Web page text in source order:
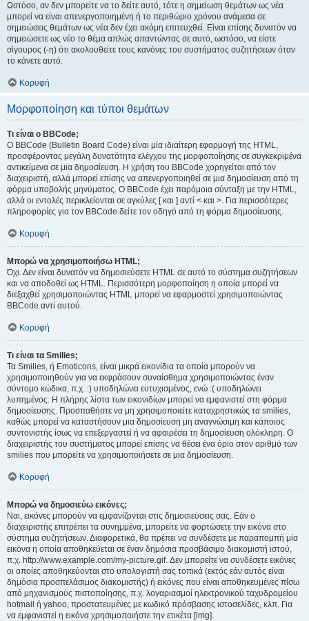
Ωστόσο, αν δεν μπορείτε να το δείτε αυτό, τότε η σημείωση θεμάτων ως νέα
μπορεί να είναι απενεργοποιημένη ή το περιθώριο χρόνου ανάμεσα σε
σημειώσεις θεμάτων ως νέα δεν έχει ακόμη επιτευχθεί. Είναι επίσης δυνατόν να
σημειώσετε ως νέο το θέμα απλώς απαντώντας σε αυτό, ωστόσο, να είστε
σίγουρος (-η) ότι ακολουθείτε τους κανόνες του συστήματος συζητήσεων όταν
το κάνετε αυτό.
Κορυφή
Μορφοποίηση και τύποι θεμάτων
Τι είναι ο BBCode;
Ο BBCode (Bulletin Board Code) είναι μία ιδιαίτερη εφαρμογή της HTML,
προσφέροντας μεγάλη δυνατότητα ελέγχου της μορφοποίησης σε συγκεκριμένα
αντικείμενα σε μια δημοσίευση. Η χρήση του BBCode χορηγείται από τον
διαχειριστή, αλλά μπορεί επίσης να απενεργοποιηθεί σε μια δημοσίευση από τη
φόρμα υποβολής μηνύματος. Ο BBCode έχει παρόμοια σύνταξη με την HTML,
αλλά οι εντολές περικλείονται σε αγκύλες [ και ] αντί < και >. Για περισσότερες
πληροφορίες για τον BBCode δείτε τον οδηγό από τη φόρμα δημοσίευσης.
Κορυφή
Μπορώ να χρησιμοποιήσω HTML;
Όχι. Δεν είναι δυνατόν να δημοσιεύσετε HTML σε αυτό το σύστημα συζητήσεων
και να αποδοθεί ως HTML. Περισσότερη μορφοποίηση η οποία μπορεί να
διεξαχθεί χρησιμοποιώντας HTML μπορεί να εφαρμοστεί χρησιμοποιώντας
BBCode αντί αυτού.
Κορυφή
Τι είναι τα Smilies;
Τα Smilies, ή Emoticons, είναι μικρά εικονίδια τα οποία μπορούν να
χρησιμοποιηθούν για να εκφράσουν συναίσθημα χρησιμοποιώντας έναν
σύντομο κώδικα, π.χ. :) υποδηλώνει ευτυχισμένος, ενώ :( υποδηλώνει
λυπημένος. Η πλήρης λίστα των εικονιδίων μπορεί να εμφανιστεί στη φόρμα
δημοσίευσης. Προσπαθήστε να μη χρησιμοποιείτε καταχρηστικώς τα smilies,
καθώς μπορεί να καταστήσουν μια δημοσίευση μη αναγνώσιμη και κάποιος
συντονιστής ίσως να επεξεργαστεί ή να αφαιρέσει τη δημοσίευση ολόκληρη. Ο
διαχειριστής του συστήματος μπορεί επίσης να θέσει ένα όριο στον αριθμό των
smilies που μπορείτε να χρησιμοποιήσετε σε μια δημοσίευση.
Κορυφή
Μπορώ να δημοσιεύω εικόνες;
Ναι, εικόνες μπορούν να εμφανίζονται στις δημοσιεύσεις σας. Εάν ο
διαχειριστής επιτρέπει τα συνημμένα, μπορείτε να φορτώσετε την εικόνα στο
σύστημα συζητήσεων. Διαφορετικά, θα πρέπει να συνδέσετε με παραπομπή μία
εικόνα η οποία αποθηκεύεται σε έναν δημόσια προσβάσιμο διακομιστή ιστού,
π.χ. http://www.example.com/my-picture.gif. Δεν μπορείτε να συνδέσετε εικόνες
οι οποίες αποθηκεύονται στο υπολογιστή σας τοπικά (εκτός εάν αυτός είναι
δημόσια προσπελάσιμος διακομιστής) ή εικόνες που είναι αποθηκευμένες πίσω
από μηχανισμούς πιστοποίησης, π.χ. λογαριασμοί ηλεκτρονικού ταχυδρομείου
hotmail ή yahoo, προστατευμένες με κωδικό πρόσβασης ιστοσελίδες, κλπ. Για
να εμφανιστεί η εικόνα χρησιμοποιήστε την ετικέτα [img].